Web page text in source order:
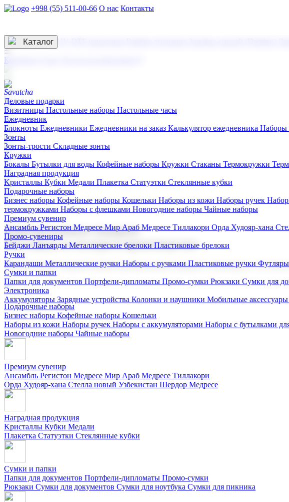
+998 (55) 511-00-66 О нас Контакты
3D гравировка
☰
Контакты
Каталог
Деловые подарки
Визитницы Настольные наборы Настольные часы
Ежедневник
Блокноты Ежедневники Ежедневники на заказ Калькулятор ежедневника Наборы
Зонты
Зонты-трости Складные зонты
Кружки
Бокалы Бутылки для воды Кофейные наборы Кружки Стаканы Термокружки
Наградная продукция
Kристаллы Кубки Медали Плакетка Статуэтки Стеклянные кубки
Подарочные наборы
Бизнес наборы Кофейные наборы Кошельки Наборы из кожи Наборы ручек
термокружками Наборы с флешками Новогодние наборы Чайные наборы
Премиум сувенир
Ансамбль Регистон Медресе Мир Араб Медресе Тиллакори Орда Худояр-хана
Промо-сувениры
Бейджи Ланъярды Металлические брелоки Пластиковые брелоки
Ручки
Карандаши Металлические ручки Наборы с ручками Пластиковые ручки Футляры
Сумки и папки
Папки для документов Портфели-дипломаты Промо-сумки Рюкзаки Сумки для
Электроника
Аккумуляторы Зарядные устройства Колонки и наушники Мобильные аксессуары
Корпоративные подарки
Поставка со склада и производство
Мы предлагаем широкий выбор корпоративных подарков и сувениров с
Подарочные наборы
Бизнес наборы Кофейные наборы Кошельки
Наборы из кожи Наборы ручек Наборы с аккумуляторами Наборы с бутылками
Новогодние наборы Чайные наборы
Премиум сувенир
Ансамбль Регистон Медресе Мир Араб Медресе Тиллакори
Орда Худояр-хана Стелла новый Узбекистан Шердор Медресе
Наградная продукция
Kристаллы Кубки Медали
Плакетка Статуэтки Стеклянные кубки
Сумки и папки
Папки для документов Портфели-дипломаты Промо-сумки
Рюкзаки Сумки для документов Сумки для ноутбука Сумки для пикника